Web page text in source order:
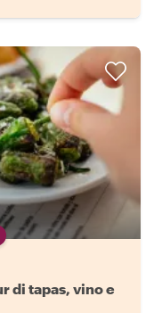
di tapas, vino e